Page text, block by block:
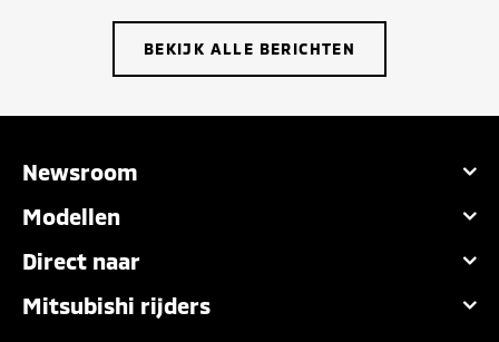
BEKIJK ALLE BERICHTEN
Newsroom
Modellen
Direct naar
Mitsubishi rijders